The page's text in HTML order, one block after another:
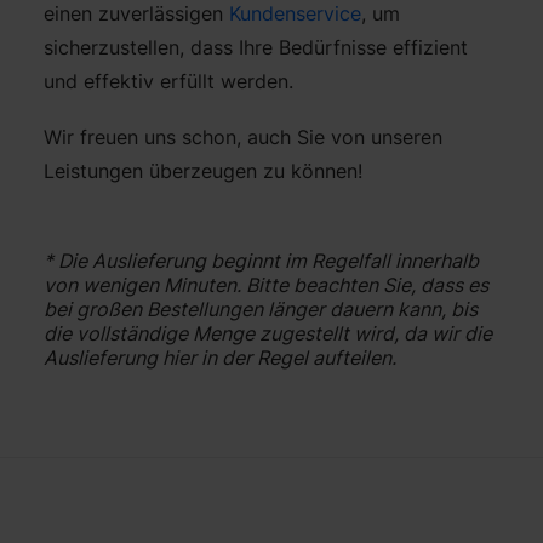
einen zuverlässigen Kundenservice, um
sicherzustellen, dass Ihre Bedürfnisse effizient
und effektiv erfüllt werden.
Wir freuen uns schon, auch Sie von unseren
Leistungen überzeugen zu können!
* Die Auslieferung beginnt im Regelfall innerhalb
von wenigen Minuten. Bitte beachten Sie, dass es
bei großen Bestellungen länger dauern kann, bis
die vollständige Menge zugestellt wird, da wir die
Auslieferung hier in der Regel aufteilen.